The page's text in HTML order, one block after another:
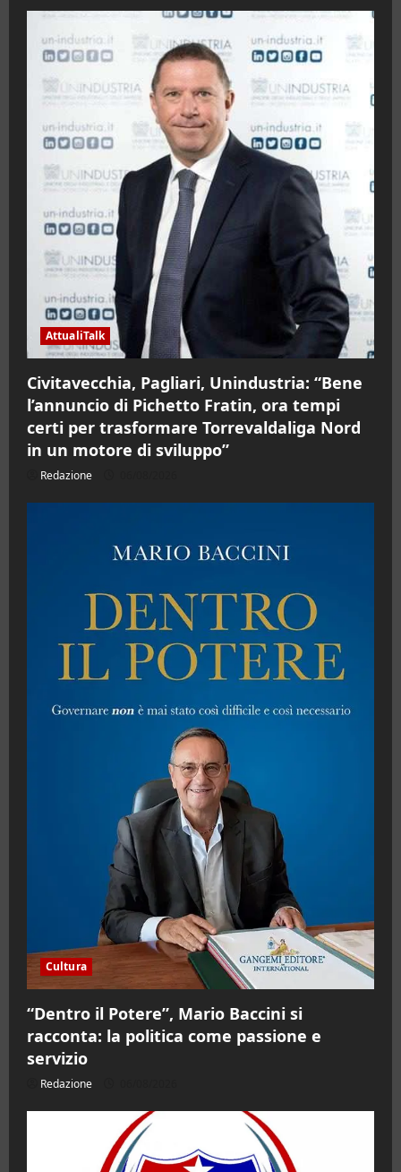
AttualiTalk
Civitavecchia, Pagliari, Unindustria: “Bene
l’annuncio di Pichetto Fratin, ora tempi
certi per trasformare Torrevaldaliga Nord
in un motore di sviluppo”
Redazione
Cultura
“Dentro il Potere”, Mario Baccini si
racconta: la politica come passione e
servizio
Redazione